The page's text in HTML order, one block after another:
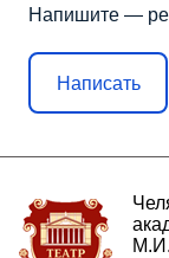
Напишите —
Написать